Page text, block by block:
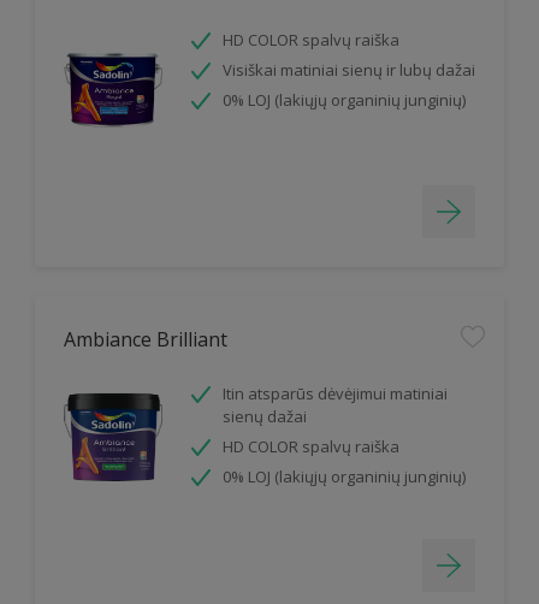
HD COLOR spalvų raiška
Visiškai matiniai sienų ir lubų dažai
0% LOJ (lakiųjų organinių junginių)
Ambiance Brilliant
Itin atsparūs dėvėjimui matiniai
sienų dažai
HD COLOR spalvų raiška
0% LOJ (lakiųjų organinių junginių)